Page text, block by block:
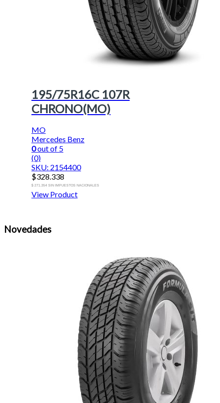
195/75R16C 107R
CHRONO(MO)
MO
Mercedes Benz
0out of 5
(0)
SKU: 2154400
$328.338
$ 271.354 SIN IMPUESTOS NACIONALES
View Product
Novedades